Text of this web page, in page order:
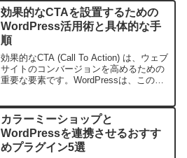
にとっては、何をどうすればいいのか分
からず戸惑うことも...
効果的なCTAを設置するための
WordPress活用術と具体的な手
順
効果的なCTA (Call To Action) は、ウェブ
サイトのコンバージョンを高めるための
重要な要素です。WordPressは、この
WordPressを活用して...
カラーミーショップと
WordPressを連携させるおすす
めプラグイン5選